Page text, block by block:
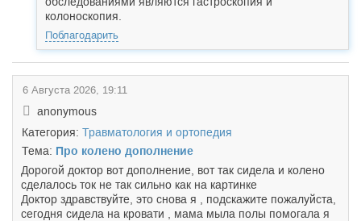
колоноскопия.
Поблагодарить
6 Августа 2026, 19:11
anonymous
Категория: Травматология и ортопедия
Тема: Про колено дополнение
Дорогой доктор вот дополнение, вот так сидела и колено
сделалось ток не так сильно как на картинке
Доктор здравствуйте, это снова я , подскажите пожалуйста,
сегодня сидела на кровати , мама мыла полы помогала я